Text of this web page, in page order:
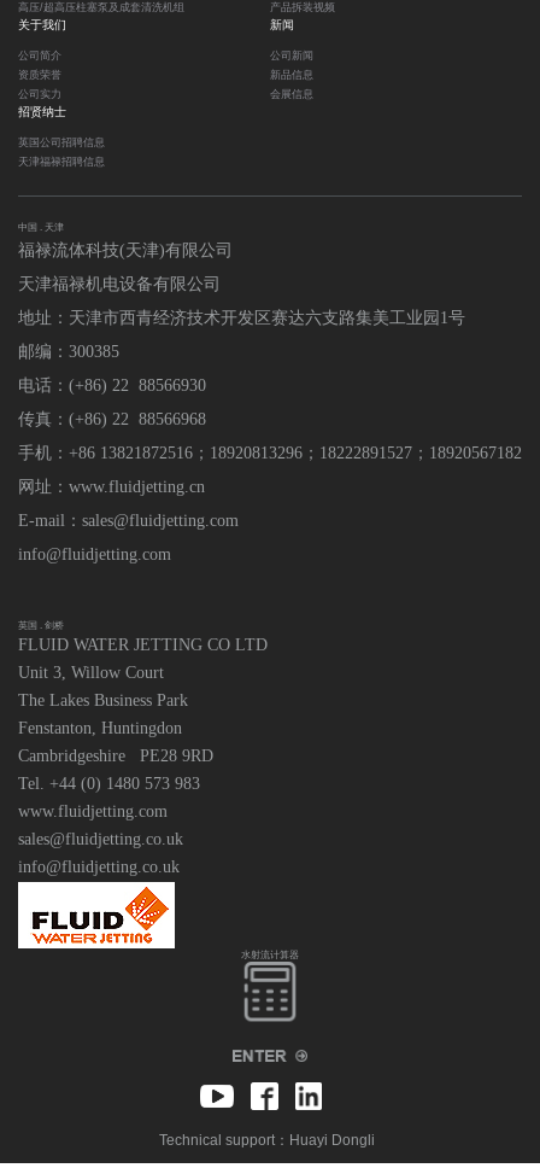
高压/超高压柱塞泵及成套清洗机组
产品拆装视频
关于我们
公司简介
资质荣誉
公司实力
新闻
公司新闻
新品信息
会展信息
招贤纳士
英国公司招聘信息
天津福禄招聘信息
中国 . 天津
福禄流体科技(天津)有限公司
天津福禄机电设备有限公司
地址：天津市西青经济技术开发区赛达六支路集美工业园1号
邮编：300385
电话：(+86) 22 88566930
传真：(+86) 22 88566968
手机：+86 13821872516；18920813296 ； 18222891527；18920567182
网址：www.fluidjetting.cn
E-mail：sales@fluidjetting.com
info@fluidjetting.com
英国 . 剑桥
FLUID WATER JETTING CO LTD
Unit 3, Willow Court
The Lakes Business Park
Fenstanton, Huntingdon
Cambridgeshire PE28 9RD
Tel. +44 (0) 1480 573 983
www.fluidjetting.com
sales@fluidjetting.co.uk
info@fluidjetting.co.uk
水射流计算器
Technical support： Huayi Dongli